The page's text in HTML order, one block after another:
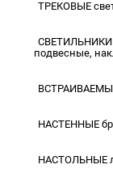
ТРЕКОВЫЕ
СВЕТИЛЬНИКИ
подвесные,
НАСТЕННЫЕ
НАСТОЛЬНЫЕ